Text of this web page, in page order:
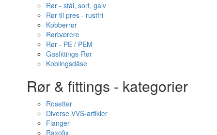
Rør - stål, sort, galv
Rør til pres - rustfri
Kobberrør
Rørbærere
Rør - PE / PEM
Gasfittings-Rør
Koblingsdåse
Rør & fittings - kategorier
Rosetter
Diverse VVS-artikler
Flanger
Raxofix